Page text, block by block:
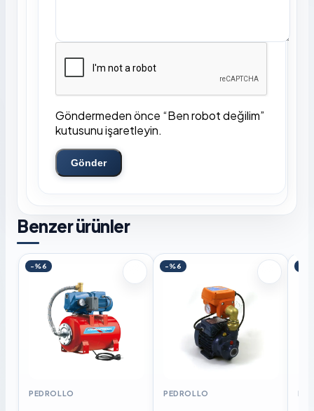
Göndermeden önce “Ben robot değilim”
kutusunu işaretleyin.
Gönder
Benzer ürünler
-%6
PEDROLLO
-%6
PEDROLLO